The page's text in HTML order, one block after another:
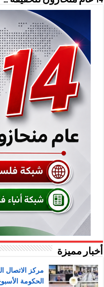
أخبار مميزة
مركز الاتصال
الحكومة